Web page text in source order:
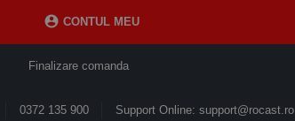
 CONTUL MEU
Finalizare comanda
Support Online: support@rocast.ro
0372 135 900